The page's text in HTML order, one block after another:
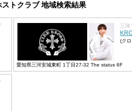
トクラブ 地域検索結果
三河
(ク
愛知県三河安城東町 1丁目27-32 The status 6F